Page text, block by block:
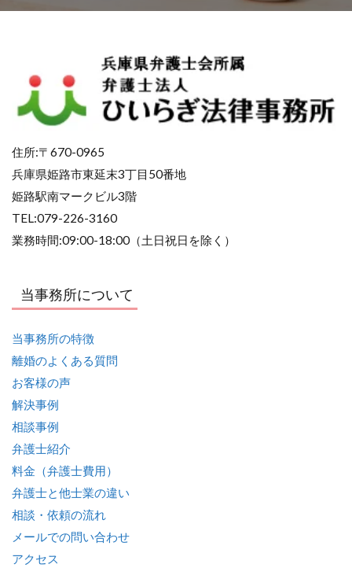
住所:〒670-0965
兵庫県姫路市東延末3丁目50番地
姫路駅南マークビル3階
TEL:079-226-3160
業務時間:09:00-18:00（土日祝日を除く）
当事務所について
当事務所の特徴
離婚のよくある質問
お客様の声
解決事例
相談事例
弁護士紹介
料金（弁護士費用）
弁護士と他士業の違い
相談・依頼の流れ
メールでの問い合わせ
アクセス